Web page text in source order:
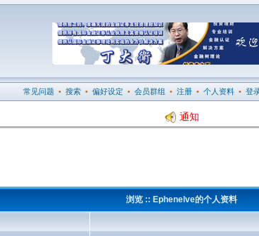
常见问题 • 搜索 • 偏好设定 • 会员群组 • 注册 • 个人资料 • 登
通知
浏览 :: Ephenelve的个人资料